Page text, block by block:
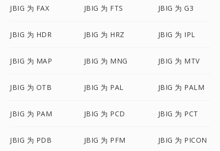
JBIG 为 FAX JBIG 为 FTS JBIG 为 G3
JBIG 为 HDR JBIG 为 HRZ JBIG 为 IPL
JBIG 为 MAP JBIG 为 MNG JBIG 为 MTV
JBIG 为 OTB JBIG 为 PAL JBIG 为 PALM
JBIG 为 PAM JBIG 为 PCD JBIG 为 PCT
JBIG 为 PDB JBIG 为 PFM JBIG 为 PICON